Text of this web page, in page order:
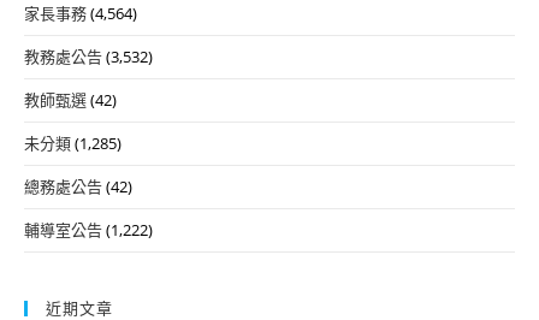
家長事務(4,564)
教務處公告(3,532)
教師甄選(42)
未分類(1,285)
總務處公告(42)
輔導室公告(1,222)
近期文章